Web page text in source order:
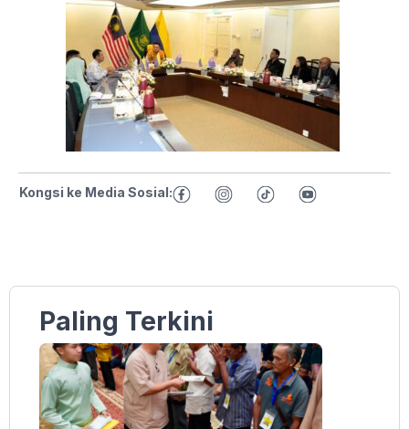
Kongsi ke Media Sosial:
Paling Terkini